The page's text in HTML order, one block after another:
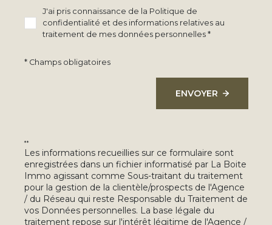
J'ai pris connaissance de la Politique de
confidentialité et des informations relatives au
traitement de mes données personnelles *
* Champs obligatoires
ENVOYER
**
Les informations recueillies sur ce formulaire sont
enregistrées dans un fichier informatisé par La Boite
Immo agissant comme Sous-traitant du traitement
pour la gestion de la clientèle/prospects de l'Agence
/ du Réseau qui reste Responsable du Traitement de
vos Données personnelles. La base légale du
traitement repose sur l'intérêt légitime de l'Agence /